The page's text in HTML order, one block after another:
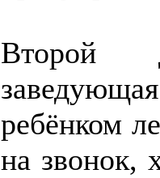
Второй
ребёнком
на звонок,